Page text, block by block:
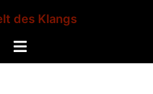
des Klangs
Menü